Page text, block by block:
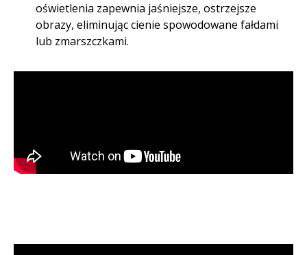
oświetlenia zapewnia jaśniejsze, ostrzejsze
obrazy, eliminując cienie spowodowane fałdami
lub zmarszczkami.​